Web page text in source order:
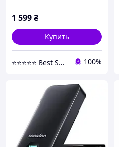
1 599₴
Купить
⭐⭐⭐⭐⭐ Best Shop 100%